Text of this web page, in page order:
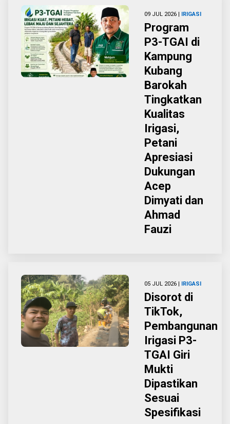
09 JUL 2026 | IRIGASI
Program
P3-TGAI di
Kampung
Kubang
Barokah
Tingkatkan
Kualitas
Irigasi,
Petani
Apresiasi
Dukungan
Acep
Dimyati dan
Ahmad
Fauzi
05 JUL 2026 | IRIGASI
Disorot di
TikTok,
Pembangunan
Irigasi P3-
TGAI Giri
Mukti
Dipastikan
Sesuai
Spesifikasi